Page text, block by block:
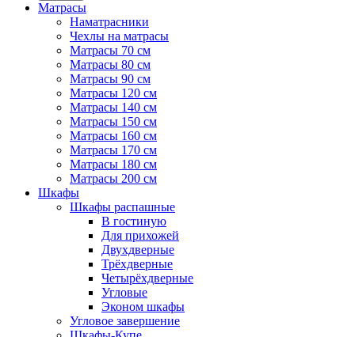
Матрасы
Наматрасники
Чехлы на матрасы
Матрасы 70 см
Матрасы 80 см
Матрасы 90 см
Матрасы 120 см
Матрасы 140 см
Матрасы 150 см
Матрасы 160 см
Матрасы 170 см
Матрасы 180 см
Матрасы 200 см
Шкафы
Шкафы распашные
В гостиную
Для прихожей
Двухдверные
Трёхдверные
Четырёхдверные
Угловые
Эконом шкафы
Угловое завершение